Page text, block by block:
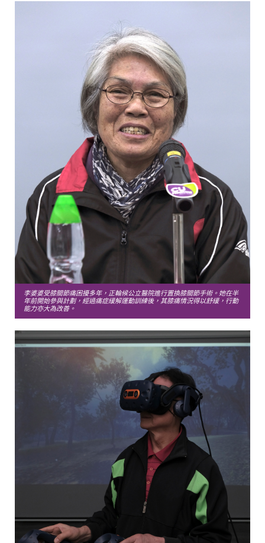
李婆婆受膝關節痛困擾多年，正輪候公立醫院進行置換膝關節手術。她在半
年前開始參與計劃，經過痛症緩解運動訓練後，其膝痛情況得以舒緩，行動
能力亦大為改善。